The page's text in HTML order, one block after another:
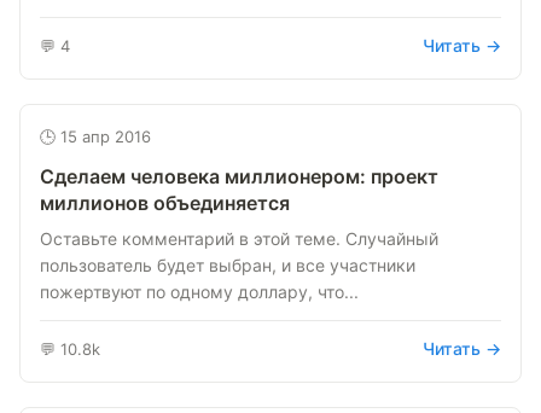
💬 4 Читать →
🕒 15 апр 2016
Сделаем человека миллионером: проект
миллионов объединяется
Оставьте комментарий в этой теме. Случайный
пользователь будет выбран, и все участники
пожертвуют по одному доллару, что...
💬 10.8k Читать →